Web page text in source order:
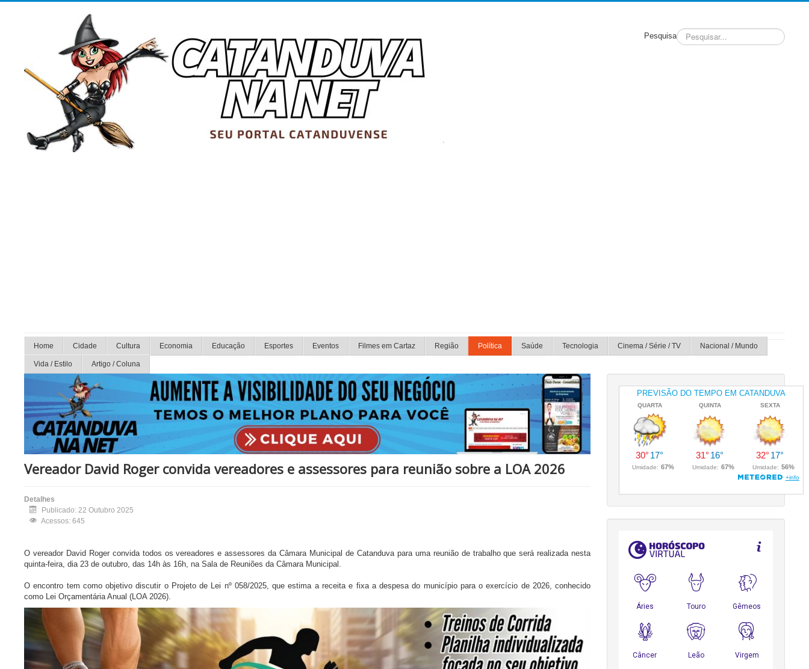
Pesquisa
Home Cidade Cultura Economia Educação Esportes Eventos Filmes em Cartaz Região Política Saúde Tecnologia Cinema / Série / TV Nacional / Mundo
Vida / Estilo Artigo / Coluna
Vereador David Roger convida vereadores e assessores para reunião sobre a LOA 2026
Detalhes
Publicado: 22 Outubro 2025
Acessos: 645
O vereador David Roger convida todos os vereadores e assessores da Câmara Municipal de Catanduva para uma reunião de trabalho que será realizada nesta
quinta-feira, dia 23 de outubro, das 14h às 16h, na Sala de Reuniões da Câmara Municipal.
O encontro tem como objetivo discutir o Projeto de Lei nº 058/2025, que estima a receita e fixa a despesa do município para o exercício de 2026, conhecido
como Lei Orçamentária Anual (LOA 2026).